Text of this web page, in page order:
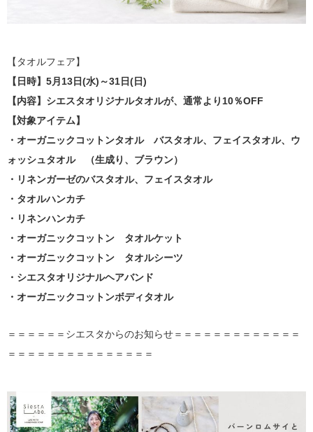
【タオルフェア】
【日時】5月13日(水)～31日(日)
【内容】シエスタオリジナルタオルが、通常より10％OFF
【対象アイテム】
・オーガニックコットンタオル バスタオル、フェイスタオル、ウ
ォッシュタオル （生成り、ブラウン）
・リネンガーゼのバスタオル、フェイスタオル
・タオルハンカチ
・リネンハンカチ
・オーガニックコットン タオルケット
・オーガニックコットン タオルシーツ
・シエスタオリジナルヘアバンド
・オーガニックコットンボディタオル
＝＝＝＝＝＝シエスタからのお知らせ＝＝＝＝＝＝＝＝＝＝＝＝＝
＝＝＝＝＝＝＝＝＝＝＝＝＝＝＝